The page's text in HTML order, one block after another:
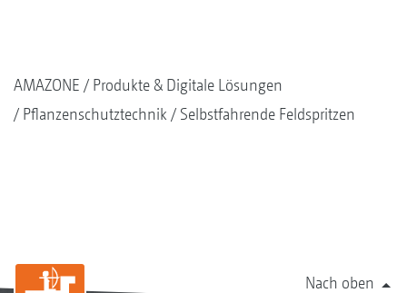
AMAZONE
Produkte & Digitale Lösungen
Pflanzenschutztechnik
Selbstfahrende Feldspritzen
Nach oben